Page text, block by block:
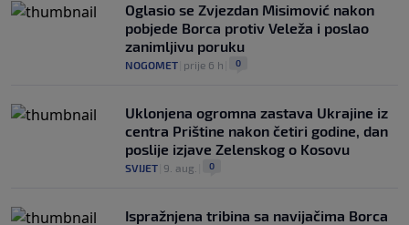
Oglasio se Zvjezdan Misimović nakon
pobjede Borca protiv Veleža i poslao
zanimljivu poruku
NOGOMET prije 6 h 0
Uklonjena ogromna zastava Ukrajine iz
centra Prištine nakon četiri godine, dan
poslije izjave Zelenskog o Kosovu
SVIJET 9. aug. 0
Ispražnjena tribina sa navijačima Borca